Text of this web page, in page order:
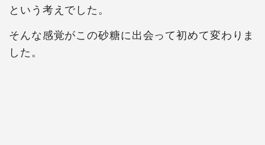
という考えでした。
そんな感覚がこの砂糖に出会って初めて変わりま
した。